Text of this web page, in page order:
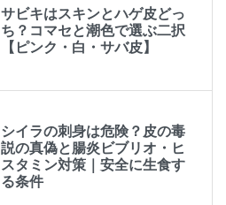
サビキはスキンとハゲ皮どっ
ち？コマセと潮色で選ぶ二択
【ピンク・白・サバ皮】
シイラの刺身は危険？皮の毒
説の真偽と腸炎ビブリオ・ヒ
スタミン対策｜安全に生食す
る条件